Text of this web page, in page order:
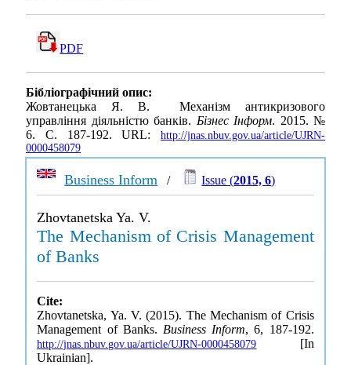
PDF
Бібліографічний опис:
Жовтанецька Я. В. Механізм антикризового
управління діяльністю банків. Бізнес Інформ. 2015. №
6. С. 187-192. URL: http://jnas.nbuv.gov.ua/article/UJRN-
0000458079
Business Inform / Issue (2015, 6)
Zhovtanetska Ya. V.
The Mechanism of Crisis Management
of Banks
Cite:
Zhovtanetska, Ya. V. (2015). The Mechanism of Crisis
Management of Banks. Business Inform, 6, 187-192.
http://jnas.nbuv.gov.ua/article/UJRN-0000458079 [In
Ukrainian].